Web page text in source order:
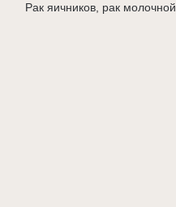
Рак яичников, рак